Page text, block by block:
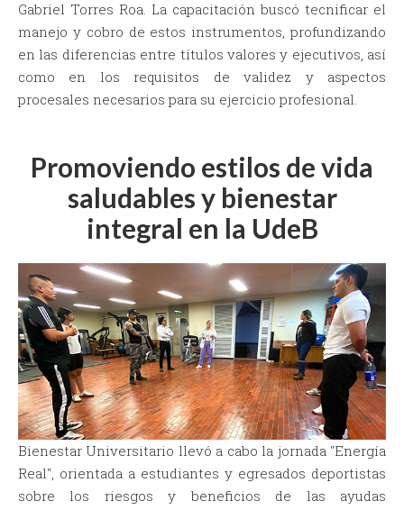
Gabriel Torres Roa. La capacitación buscó tecnificar el
manejo y cobro de estos instrumentos, profundizando
en las diferencias entre títulos valores y ejecutivos, así
como en los requisitos de validez y aspectos
procesales necesarios para su ejercicio profesional.
Promoviendo estilos de vida
saludables y bienestar
integral en la UdeB
Bienestar Universitario llevó a cabo la jornada "Energía
Real", orientada a estudiantes y egresados deportistas
sobre los riesgos y beneficios de las ayudas